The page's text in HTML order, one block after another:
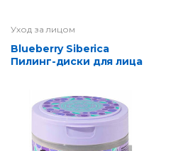
Уход за лицом
Blueberry Siberica
Пилинг-диски для лица